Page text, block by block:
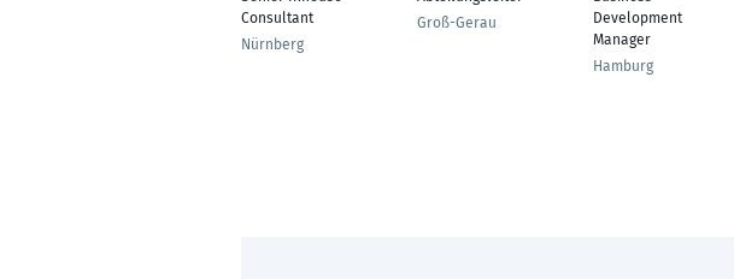
Consultant
Nürnberg
Groß-Gerau
Development
Manager
Hamburg